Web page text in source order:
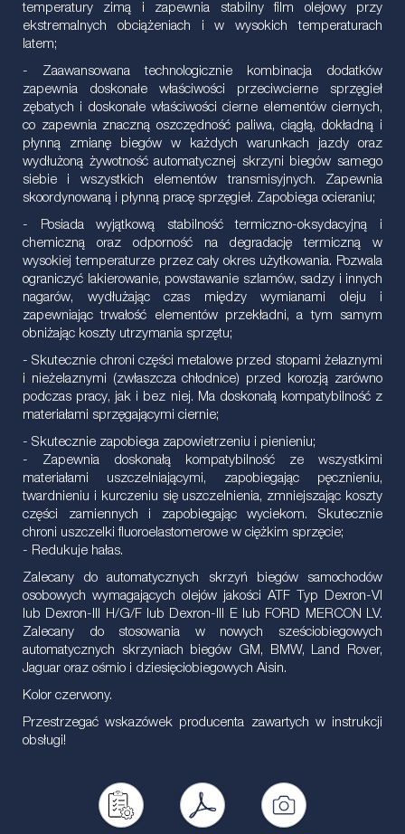
temperatury zimą i zapewnia stabilny film olejowy przy
ekstremalnych obciążeniach i w wysokich temperaturach
latem;
- Zaawansowana technologicznie kombinacja dodatków
zapewnia doskonałe właściwości przeciwcierne sprzęgieł
zębatych i doskonałe właściwości cierne elementów ciernych,
co zapewnia znaczną oszczędność paliwa, ciągłą, dokładną i
płynną zmianę biegów w każdych warunkach jazdy oraz
wydłużoną żywotność automatycznej skrzyni biegów samego
siebie i wszystkich elementów transmisyjnych. Zapewnia
skoordynowaną i płynną pracę sprzęgieł. Zapobiega ocieraniu;
- Posiada wyjątkową stabilność termiczno-oksydacyjną i
chemiczną oraz odporność na degradację termiczną w
wysokiej temperaturze przez cały okres użytkowania. Pozwala
ograniczyć lakierowanie, powstawanie szlamów, sadzy i innych
nagarów, wydłużając czas między wymianami oleju i
zapewniając trwałość elementów przekładni, a tym samym
obniżając koszty utrzymania sprzętu;
- Skutecznie chroni części metalowe przed stopami żelaznymi
i nieżelaznymi (zwłaszcza chłodnice) przed korozją zarówno
podczas pracy, jak i bez niej. Ma doskonałą kompatybilność z
materiałami sprzęgającymi ciernie;
- Skutecznie zapobiega zapowietrzeniu i pienieniu;
- Zapewnia doskonałą kompatybilność ze wszystkimi
materiałami uszczelniającymi, zapobiegając pęcznieniu,
twardnieniu i kurczeniu się uszczelnienia, zmniejszając koszty
części zamiennych i zapobiegając wyciekom. Skutecznie
chroni uszczelki fluoroelastomerowe w ciężkim sprzęcie;
- Redukuje hałas.
Zalecany do automatycznych skrzyń biegów samochodów
osobowych wymagających olejów jakości ATF Typ Dexron-VI
lub Dexron-III H/G/F lub Dexron-III E lub FORD MERCON LV.
Zalecany do stosowania w nowych sześciobiegowych
automatycznych skrzyniach biegów GM, BMW, Land Rover,
Jaguar oraz ośmio i dziesięciobiegowych Aisin.
Kolor czerwony.
Przestrzegać wskazówek producenta zawartych w instrukcji
obsługi!